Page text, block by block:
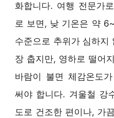
화합니다. 여행 전문가
로 보면, 낮 기온은 약
수준으로 추위가 심하지
장 춥지만, 영하로 떨어
바람이 불면 체감온도
써야 합니다. 겨울철 강
도로 건조한 편이나, 가